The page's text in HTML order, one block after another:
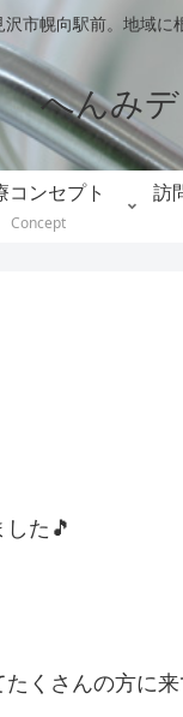
沢市幌向駅前。地域に
へんみ
コンセプト
Concept
訪
た🎵
くさんの方に来